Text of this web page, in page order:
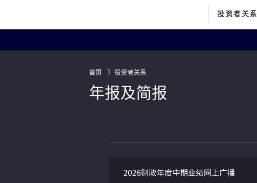
投资者关系
董事简历
首页 投资者关系
年报及简报